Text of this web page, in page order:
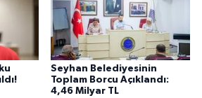
Seyhan Belediyesinin
Toplam Borcu Açıklandı:
4,46 Milyar TL